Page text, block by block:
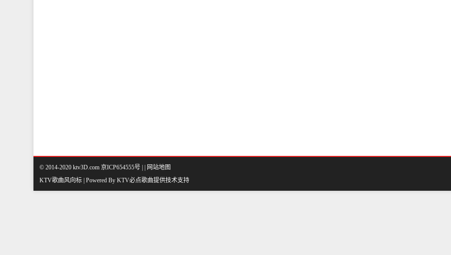
© 2014-2020 ktv3D.com 京ICP654555号 |
网站地图
KTV歌曲风向标 | Powered By KTV必点歌曲提供技术支持